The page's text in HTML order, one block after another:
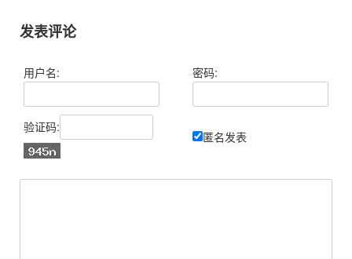
发表评论
用户名: 密码:
验证码:
匿名发表